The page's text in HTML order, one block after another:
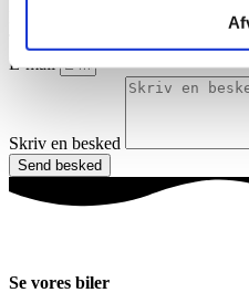
E-mail
Skriv en besked
Send besked
Se vores biler